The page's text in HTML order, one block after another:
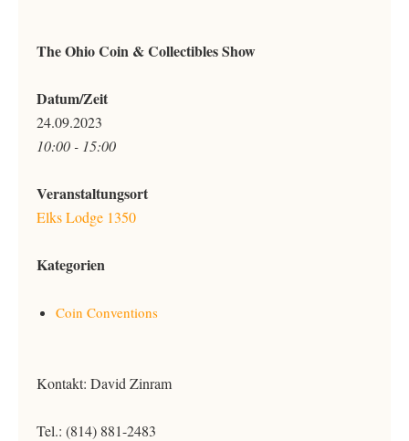
The Ohio Coin & Collectibles Show
Datum/Zeit
24.09.2023
10:00 - 15:00
Veranstaltungsort
Elks Lodge 1350
Kategorien
Coin Conventions
Kontakt: David Zinram
Tel.: (814) 881-2483